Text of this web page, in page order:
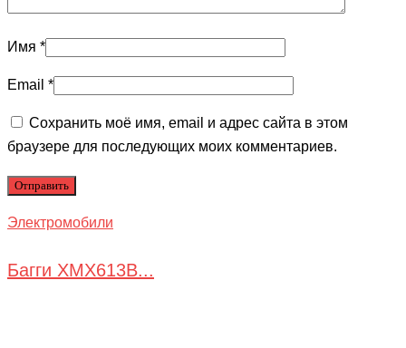
Имя *
Email *
Сохранить моё имя, email и адрес сайта в этом
браузере для последующих моих комментариев.
Электромобили
Багги ХМХ613B...